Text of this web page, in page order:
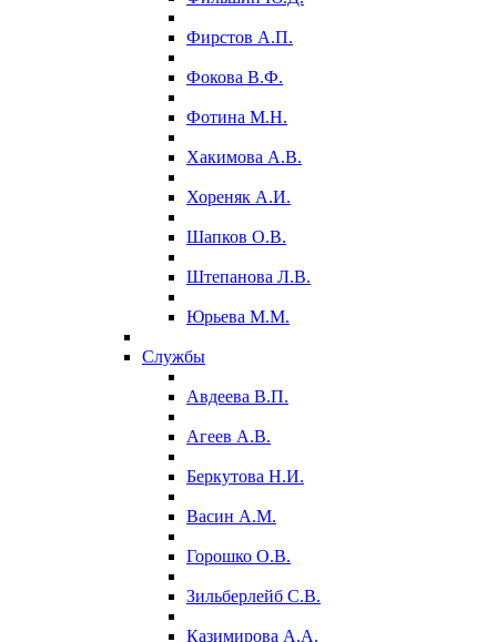
Фирстов А.П.
Фокова В.Ф.
Фотина М.Н.
Хакимова А.В.
Хореняк А.И.
Шапков О.В.
Штепанова Л.В.
Юрьева М.М.
Службы
Авдеева В.П.
Агеев А.В.
Беркутова Н.И.
Васин А.М.
Горошко О.В.
Зильберлейб С.В.
Казимирова А.А.